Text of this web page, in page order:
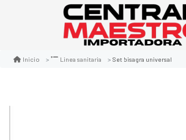
Inicio Linea sanitaria Set bisagra universal